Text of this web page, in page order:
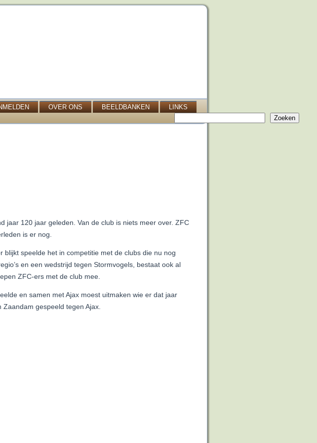
OVER ONS BEELDBANKEN LINKS
Zoeken
jaar 120 jaar geleden. Van de club is niets meer over. ZFC
is er nog.
speelde het in competitie met de clubs die nu nog
en een wedstrijd tegen Stormvogels, bestaat ook al
ZFC-ers met de club mee.
en samen met Ajax moest uitmaken wie er dat jaar
gespeeld tegen Ajax.